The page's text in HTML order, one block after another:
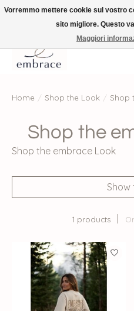
√ Versandkostenfrei ab € 40-, √ Made
nur hier im Onlineshop √high-quality &
Home / Shop the Look / Shop
Shop the
Shop the embrace Look
Show
1 products
Vorremmo mettere cookie sul vostro
sito migliore. Questo
Maggiori